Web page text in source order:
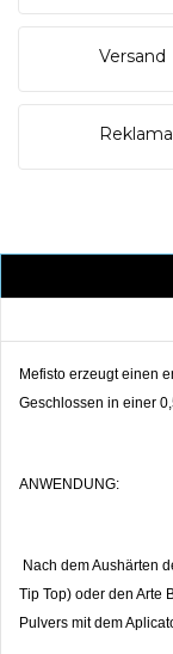
Versand
Mefisto erzeugt einen
Geschlossen in einer
ANWENDUNG:
Nach dem Aushärten
Tip Top) oder den Arte
Pulvers mit dem
AUF
NAME DER
Sie müssen
Wunschliste